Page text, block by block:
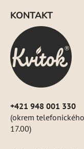
KONTAKT
+421 948 001 330
(okrem
17.00)